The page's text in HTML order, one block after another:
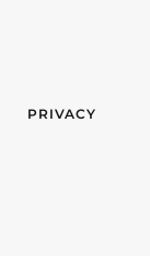
PRIVACY